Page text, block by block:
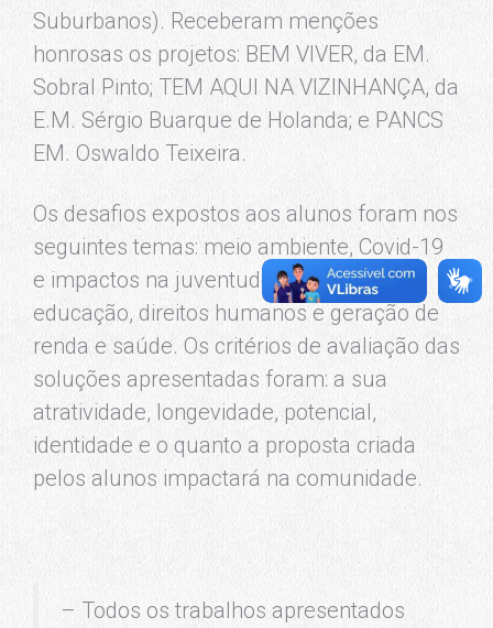
Suburbanos). Receberam menções
honrosas os projetos: BEM VIVER, da EM.
Sobral Pinto; TEM AQUI NA VIZINHANÇA, da
E.M. Sérgio Buarque de Holanda; e PANCS
EM. Oswaldo Teixeira.
Os desafios expostos aos alunos foram nos
seguintes temas: meio ambiente, Covid-19
e impactos na juventude, futuro da
educação, direitos humanos e geração de
renda e saúde. Os critérios de avaliação das
soluções apresentadas foram: a sua
atratividade, longevidade, potencial,
identidade e o quanto a proposta criada
pelos alunos impactará na comunidade.
– Todos os trabalhos apresentados